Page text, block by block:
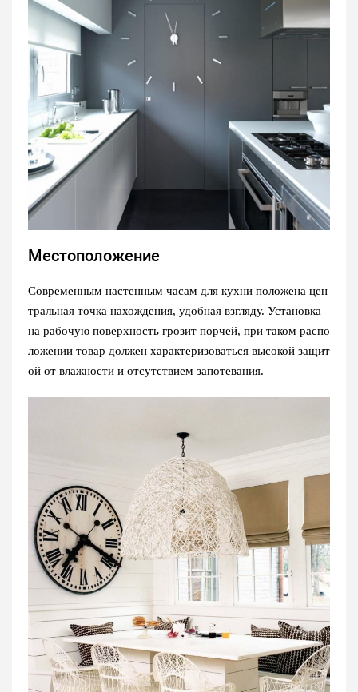
Местоположение
Современным настенным часам для кухни положена цен
тральная точка нахождения, удобная взгляду. Установка
на рабочую поверхность грозит порчей, при таком распо
ложении товар должен характеризоваться высокой защит
ой от влажности и отсутствием запотевания.